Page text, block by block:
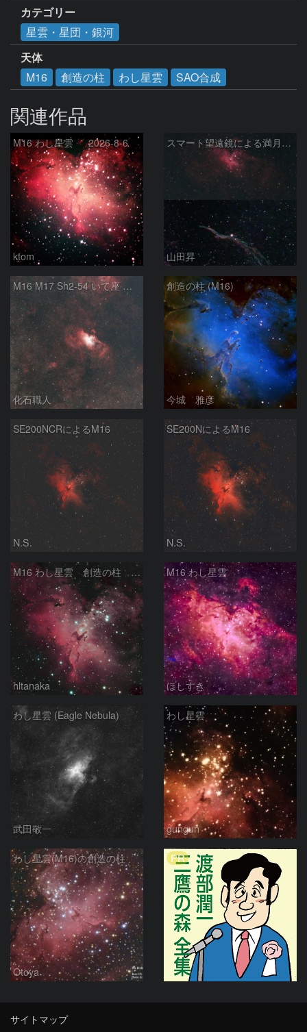
カテゴリー
星雲・星団・銀河
天体
M16
創造の柱 わし星雲 SAO合成
関連作品
M16 わし星雲 2026-8-6
ktom
スマート望遠鏡による満月下の星雲（M16,NGC6960）
山田昇
M16 M17 Sh2-54 いて座 へび座
化石職人
創造の柱 (M16)
今城 雅彦
SE200NCRによるM16
N.S.
SE200NによるM16
N.S.
M16 わし星雲 創造の柱 へび座
hltanaka
M16 わし星雲
ほしすき
わし星雲 (Eagle Nebula)
武田敬一
わし星雲
gungun
わし星雲(M16)の創造の柱
Otoya
PR
サイトマップ